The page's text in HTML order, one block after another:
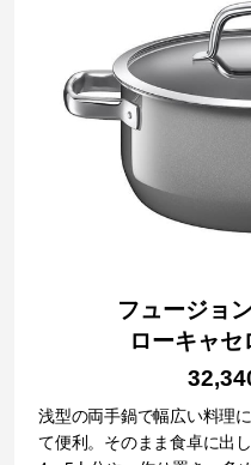
フュージョ
ローキャ
浅型の両手鍋で幅広い料理
て便利。そのまま食卓に出し